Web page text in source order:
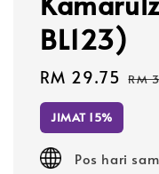
BL123)
Sale
price
RM 29.75 RM
JIMAT 15%
Pos hari